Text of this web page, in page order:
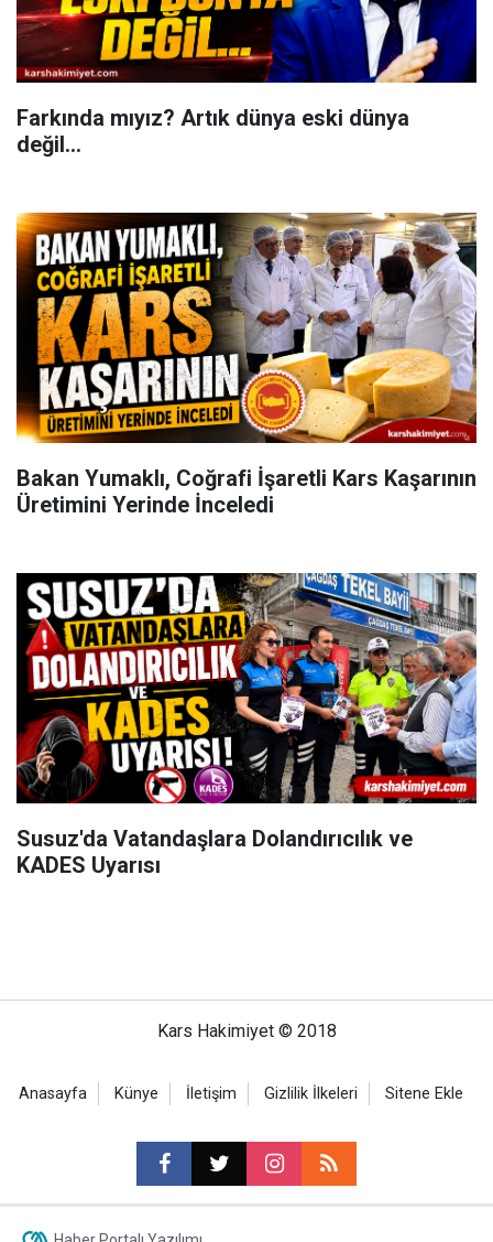
Farkında mıyız? Artık dünya eski dünya
değil...
Bakan Yumaklı, Coğrafi İşaretli Kars Kaşarının
Üretimini Yerinde İnceledi
Susuz'da Vatandaşlara Dolandırıcılık ve
KADES Uyarısı
Kars Hakimiyet © 2018
Anasayfa Künye İletişim Gizlilik İlkeleri Sitene Ekle